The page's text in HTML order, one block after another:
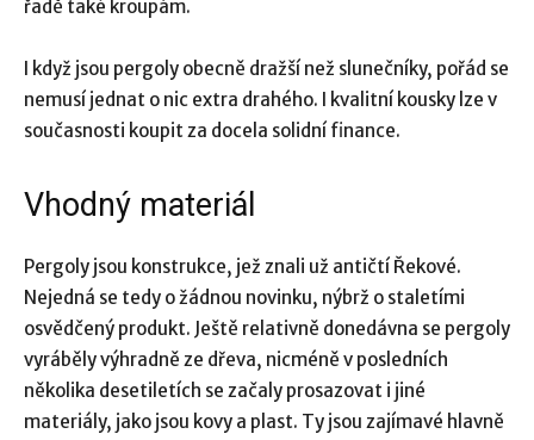
řadě také kroupám.
I když jsou pergoly obecně dražší než slunečníky, pořád se
nemusí jednat o nic extra drahého. I kvalitní kousky lze v
současnosti koupit za docela solidní finance.
Vhodný materiál
Pergoly jsou konstrukce, jež znali už antičtí Řekové.
Nejedná se tedy o žádnou novinku, nýbrž o staletími
osvědčený produkt. Ještě relativně donedávna se pergoly
vyráběly výhradně ze dřeva, nicméně v posledních
několika desetiletích se začaly prosazovat i jiné
materiály, jako jsou kovy a plast. Ty jsou zajímavé hlavně